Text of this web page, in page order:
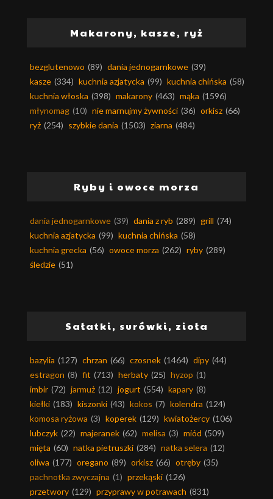
Makarony, kasze, ryż
bezglutenowo (89) dania jednogarnkowe (39)
kasze (334) kuchnia azjatycka (99) kuchnia chińska (58)
kuchnia włoska (398) makarony (463) mąka (1596)
młynomag (10) nie marnujmy żywności (36) orkisz (66)
ryż (254) szybkie dania (1503) ziarna (484)
Ryby i owoce morza
dania jednogarnkowe (39) dania z ryb (289) grill (74)
kuchnia azjatycka (99) kuchnia chińska (58)
kuchnia grecka (56) owoce morza (262) ryby (289)
śledzie (51)
Sałatki, surówki, zioła
bazylia (127) chrzan (66) czosnek (1464) dipy (44)
estragon (8) fit (713) herbaty (25) hyzop (1)
imbir (72) jarmuż (12) jogurt (554) kapary (8)
kiełki (183) kiszonki (43) kokos (7) kolendra (124)
komosa ryżowa (3) koperek (129) kwiatożercy (106)
lubczyk (22) majeranek (62) melisa (3) miód (509)
mięta (60) natka pietruszki (284) natka selera (12)
oliwa (177) oregano (89) orkisz (66) otręby (35)
pachnotka zwyczajna (1) przekąski (126)
przetwory (129) przyprawy w potrawach (831)